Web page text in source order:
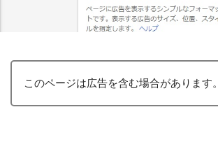
このページは広告を含む場合があります。